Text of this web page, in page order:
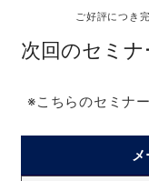
ご好評につき
次回のセミ
※こちらのセミナ